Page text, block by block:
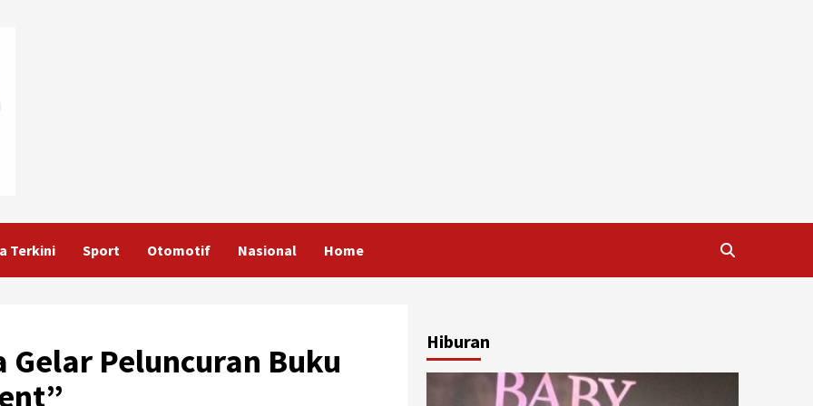
Terkini Sport Otomotif Nasional Home
Peluncuran Buku
Hiburan